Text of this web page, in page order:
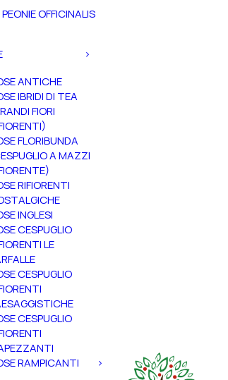
PEONIE OFFICINALIS
ANTICHE
IBRIDI DI TEA
FIORI
FLORIBUNDA
A MAZZI
RIFIORENTI
INGLESI
CESPUGLIO
LE
CESPUGLIO
CESPUGLIO
RAMPICANTI